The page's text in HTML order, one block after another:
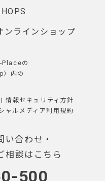
ンラインショップ
Placeの
内の
| 情報セキュリティ方針
ャルメディア利用規約
い合わせ・
相談はこちら
500